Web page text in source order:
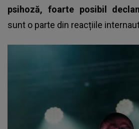
psihoză, foarte posibil
sunt o parte din reacțiile